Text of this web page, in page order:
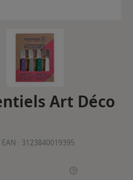
Art Déco
EAN : 3123840019395